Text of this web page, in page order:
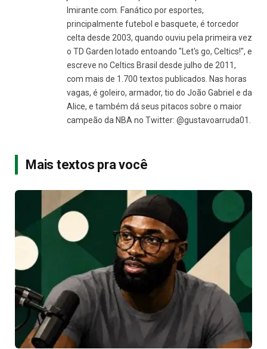
Imirante.com. Fanático por esportes,
principalmente futebol e basquete, é torcedor
celta desde 2003, quando ouviu pela primeira vez
o TD Garden lotado entoando "Let's go, Celtics!", e
escreve no Celtics Brasil desde julho de 2011,
com mais de 1.700 textos publicados. Nas horas
vagas, é goleiro, armador, tio do João Gabriel e da
Alice, e também dá seus pitacos sobre o maior
campeão da NBA no Twitter: @gustavoarruda01.
Mais textos pra você